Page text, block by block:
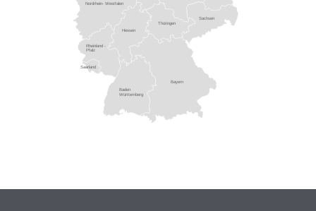
Baden
Württemberg
Bayern
Hessen
Nordrhein- Westfalen
Rheinland -
Pfalz
Sachsen
Thüringen
Saarland